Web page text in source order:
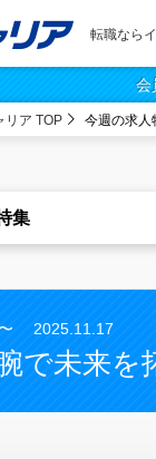
転職なら
会
リア TOP 今週の求人
集
2025.11.17
で未来を